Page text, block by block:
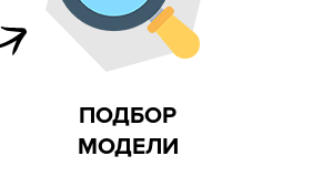
ПОДБОР
МОДЕЛИ